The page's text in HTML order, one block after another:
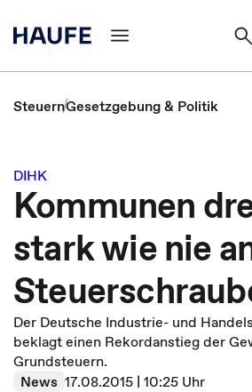
SteuernGesetzgebung & Politik
DIHK
Kommunen
stark wie nie
Der Deutsche Industrie- und
beklagt einen Rekordanstieg der
Grundsteuern.
News 17.08.2015 | 10:25 Uhr